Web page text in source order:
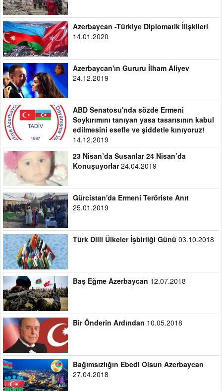
Azerbaycan -Türkiye Diplomatik İlişkileri
14.01.2020
Azerbaycan'ın Gururu İlham Aliyev
24.12.2019
ABD Senatosu'nda sözde Ermeni
Soykırımını tanıyan yasa tasarısının kabul
edilmesini esefle ve şiddetle kınıyoruz!
14.12.2019
23 Nisan’da Susanlar 24 Nisan’da
Konuşuyorlar24.04.2019
Gürcistan'da Ermeni Teröriste Anıt
25.01.2019
Türk Dilli Ülkeler İşbirliği Günü 03.10.2018
Baş Eğme Azerbaycan 12.07.2018
Bir Önderin Ardından 10.05.2018
Bağımsızlığın Ebedi Olsun Azerbaycan
27.04.2018